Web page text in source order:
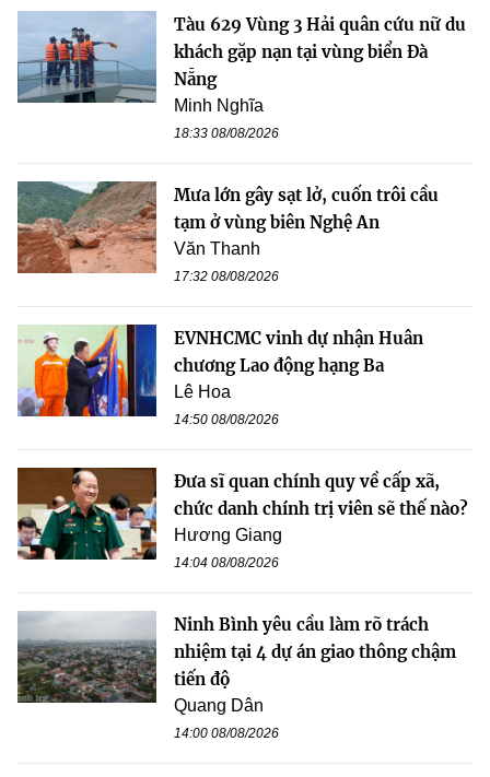
Tàu 629 Vùng 3 Hải quân cứu nữ du
khách gặp nạn tại vùng biển Đà
Nẵng
Minh Nghĩa
18:33 08/08/2026
Mưa lớn gây sạt lở, cuốn trôi cầu
tạm ở vùng biên Nghệ An
Văn Thanh
17:32 08/08/2026
EVNHCMC vinh dự nhận Huân
chương Lao động hạng Ba
Lê Hoa
14:50 08/08/2026
Đưa sĩ quan chính quy về cấp xã,
chức danh chính trị viên sẽ thế nào?
Hương Giang
14:04 08/08/2026
Ninh Bình yêu cầu làm rõ trách
nhiệm tại 4 dự án giao thông chậm
tiến độ
Quang Dân
14:00 08/08/2026